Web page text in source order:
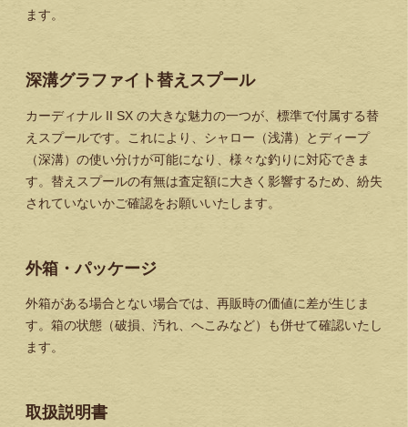
ます。
深溝グラファイト替えスプール
カーディナル II SX の大きな魅力の一つが、標準で付属する替
えスプールです。これにより、シャロー（浅溝）とディープ
（深溝）の使い分けが可能になり、様々な釣りに対応できま
す。替えスプールの有無は査定額に大きく影響するため、紛失
されていないかご確認をお願いいたします。
外箱・パッケージ
外箱がある場合とない場合では、再販時の価値に差が生じま
す。箱の状態（破損、汚れ、へこみなど）も併せて確認いたし
ます。
取扱説明書